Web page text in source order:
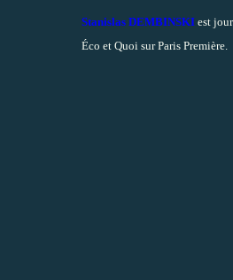
Stanislas DEMBINSKI est
Éco et Quoi sur Paris Première.